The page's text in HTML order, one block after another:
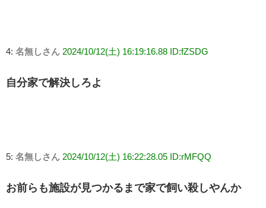
4: 名無しさん 2024/10/12(土) 16:19:16.88 ID:fZSDG
自分家で解決しろよ
5: 名無しさん 2024/10/12(土) 16:22:28.05 ID:rMFQQ
お前らも施設が見つかるまで家で飼い殺しやんか